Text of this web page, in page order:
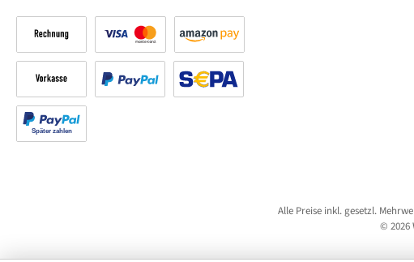
Kreditkarte Amazon Pay
Vorkasse
Rechnung
Alle Preise inkl. gesetzl.
© 2026